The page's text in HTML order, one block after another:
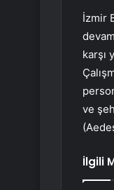
İzmir
karşı
ve
İlgili